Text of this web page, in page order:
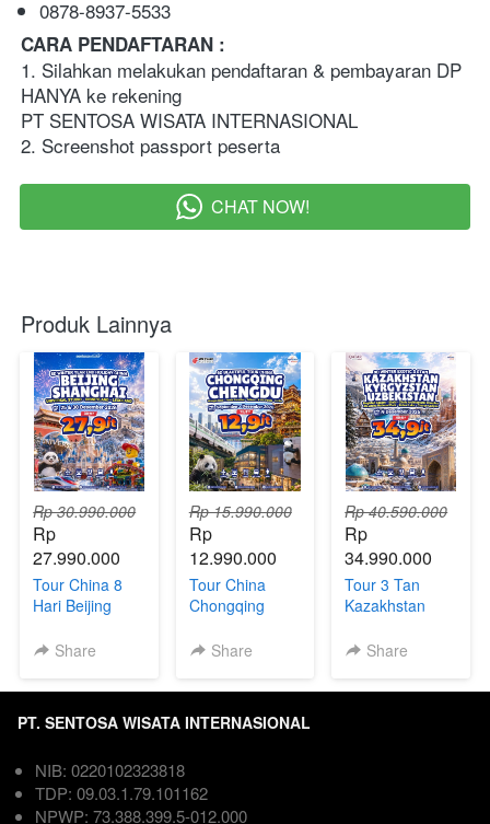
0878-8937-5533
CARA PENDAFTARAN :
1. Silahkan melakukan pendaftaran & pembayaran DP
HANYA ke rekening
PT SENTOSA WISATA INTERNASIONAL
2. Screenshot passport peserta
` CHAT NOW!
Produk Lainnya
Rp 30.990.000
Rp
27.990.000
Tour China 8
Hari Beijing
Universal
Disneyland &
Share
Rp 15.990.000
Rp
12.990.000
Tour China
Chongqing
| Direct Flight
Share
Rp 40.590.000
Rp
34.990.000
Tour 3 Tan
Kazakhstan
Kyrgyzstan 9
Share
PT. SENTOSA WISATA INTERNASIONAL
NIB: 0220102323818
TDP: 09.03.1.79.101162
NPWP: 73.388.399.5-012.000